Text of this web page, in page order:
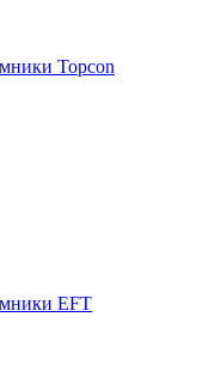
Topcon
EFT